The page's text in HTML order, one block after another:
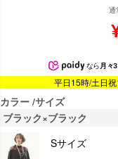
通
なら 月々
平日15時/土日
カラー サイズ
ブラック×ブラック
Sサイズ